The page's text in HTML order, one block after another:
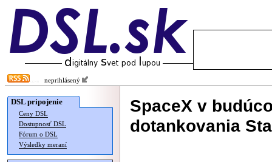
neprihlásený
DSL pripojenie
Ceny DSL
Dostupnosť DSL
Fórum o DSL
Výsledky meraní
SpaceX v
dotankovania